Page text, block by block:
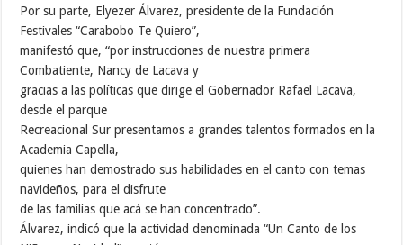
Por su parte, Elyezer Álvarez, presidente de la Fundación
Festivales “Carabobo Te Quiero”,
manifestó que, “por instrucciones de nuestra primera
Combatiente, Nancy de Lacava y
gracias a las políticas que dirige el Gobernador Rafael Lacava,
desde el parque
Recreacional Sur presentamos a grandes talentos formados en la
Academia Capella,
quienes han demostrado sus habilidades en el canto con temas
navideños, para el disfrute
de las familias que acá se han concentrado”.
Álvarez, indicó que la actividad denominada “Un Canto de los